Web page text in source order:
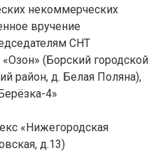
некоммерческих
вручение
СНТ
(Борский городской
район, д. Белая Поляна),
4»
«Нижегородская
д.13)